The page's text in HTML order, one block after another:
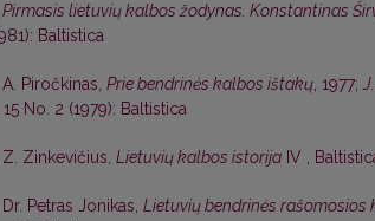
Pirmasis lietuvių kalbos žodynas. Konstantinas
Baltistica
A. Piročkinas, Prie bendrinės kalbos ištakų, 1977;
No. 2 (1979): Baltistica
Z. Zinkevičius, Lietuvių kalbos istorija IV ,
Dr. Petras Jonikas, Lietuvių bendrinės rašomosios